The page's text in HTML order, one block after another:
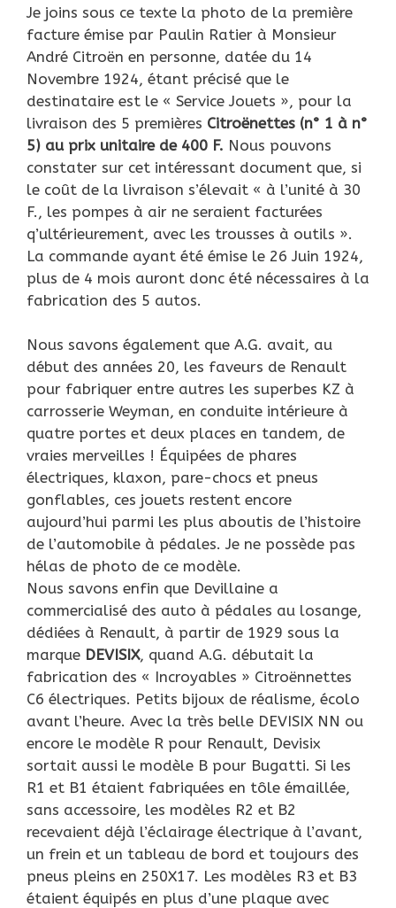
Je joins sous ce texte la photo de la première
facture émise par Paulin Ratier à Monsieur
André Citroën en personne, datée du 14
Novembre 1924, étant précisé que le
destinataire est le « Service Jouets », pour la
livraison des 5 premières Citroënettes (n° 1 à n°
5) au prix unitaire de 400 F. Nous pouvons
constater sur cet intéressant document que, si
le coût de la livraison s’élevait « à l’unité à 30
F., les pompes à air ne seraient facturées
q’ultérieurement, avec les trousses à outils ».
La commande ayant été émise le 26 Juin 1924,
plus de 4 mois auront donc été nécessaires à la
fabrication des 5 autos.
Nous savons également que A.G. avait, au
début des années 20, les faveurs de Renault
pour fabriquer entre autres les superbes KZ à
carrosserie Weyman, en conduite intérieure à
quatre portes et deux places en tandem, de
vraies merveilles ! Équipées de phares
électriques, klaxon, pare-chocs et pneus
gonflables, ces jouets restent encore
aujourd’hui parmi les plus aboutis de l’histoire
de l’automobile à pédales. Je ne possède pas
hélas de photo de ce modèle.
Nous savons enfin que Devillaine a
commercialisé des auto à pédales au losange,
dédiées à Renault, à partir de 1929 sous la
marque DEVISIX, quand A.G. débutait la
fabrication des « Incroyables » Citroënnettes
C6 électriques. Petits bijoux de réalisme, écolo
avant l’heure. Avec la très belle DEVISIX NN ou
encore le modèle R pour Renault, Devisix
sortait aussi le modèle B pour Bugatti. Si les
R1 et B1 étaient fabriquées en tôle émaillée,
sans accessoire, les modèles R2 et B2
recevaient déjà l’éclairage électrique à l’avant,
un frein et un tableau de bord et toujours des
pneus pleins en 250X17. Les modèles R3 et B3
étaient équipés en plus d’une plaque avec